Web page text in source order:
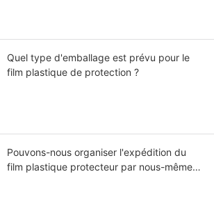
Quel type d'emballage est prévu pour le
film plastique de protection ?
Pouvons-nous organiser l'expédition du
film plastique protecteur par nous-mêmes